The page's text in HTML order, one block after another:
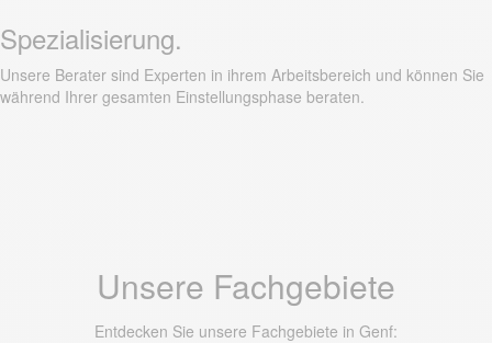
Spezialisierung.
Unsere Berater sind Experten in ihrem Arbeitsbereich und können Sie
während Ihrer gesamten Einstellungsphase beraten.
Unsere Fachgebiete
Entdecken Sie unsere Fachgebiete in Genf: